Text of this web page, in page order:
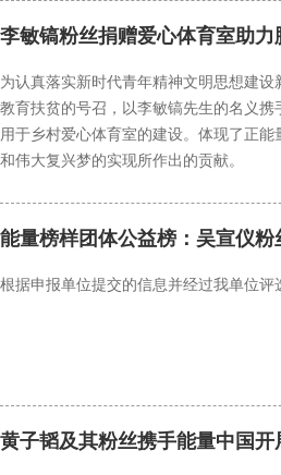
李敏镐粉丝捐赠爱心体育室助力
为认真落实新时代青年精神文明思想建
教育扶贫的号召，以李敏镐先生的名义
用于乡村爱心体育室的建设。体现了正
和伟大复兴梦的实现所作出的贡献。
能量榜样团体公益榜：吴宣仪
根据申报单位提交的信息并经过我单位
黄子韬及其粉丝携手能量中国